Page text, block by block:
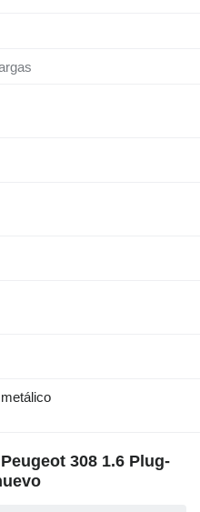
308 1.6 Plug-